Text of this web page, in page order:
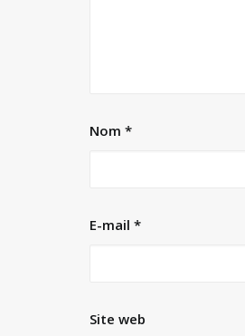
Nom *
E-mail *
Site web